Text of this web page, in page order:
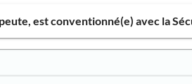
est conventionné(e) avec la